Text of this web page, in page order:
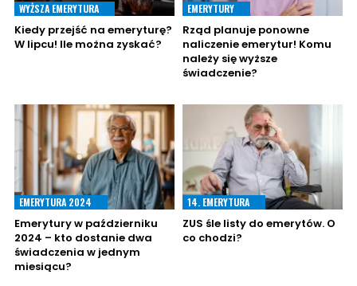
WYŻSZA EMERYTURA
Kiedy przejść na emeryturę?
W lipcu! Ile można zyskać?
EMERYTURY
Rząd planuje ponowne
naliczenie emerytur! Komu
należy się wyższe
świadczenie?
EMERYTURA 2024
Emerytury w październiku
2024 – kto dostanie dwa
świadczenia w jednym
miesiącu?
14. EMERYTURA
ZUS śle listy do emerytów. O
co chodzi?